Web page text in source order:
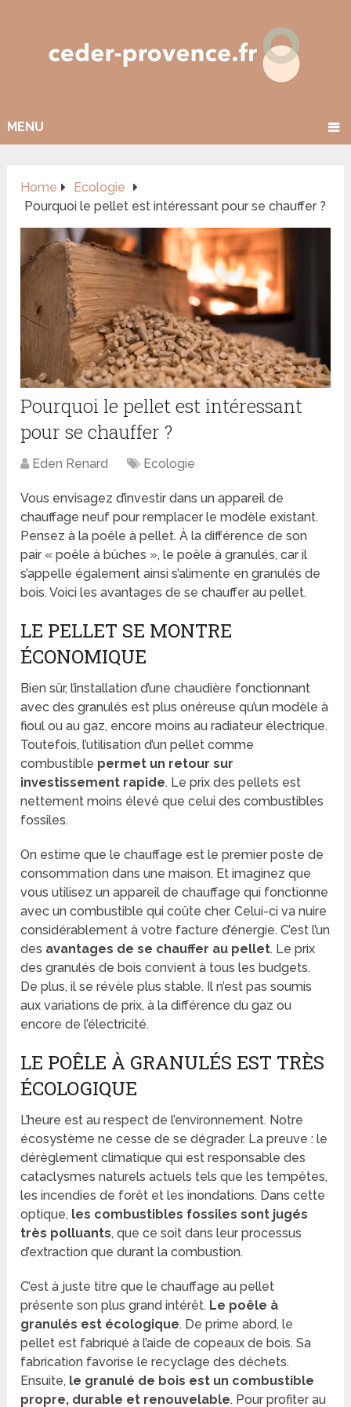
MENU
Home
Ecologie
Pourquoi le pellet est intéressant pour se chauffer ?
Pourquoi le pellet est intéressant
pour se chauffer ?
Eden Renard Ecologie
Vous envisagez d’investir dans un appareil de
chauffage neuf pour remplacer le modèle existant.
Pensez à la poêle à pellet. À la différence de son
pair « poêle à bûches », le poêle à granulés, car il
s’appelle également ainsi s’alimente en granulés de
bois. Voici les avantages de se chauffer au pellet.
LE PELLET SE MONTRE
ÉCONOMIQUE
Bien sûr, l’installation d’une chaudière fonctionnant
avec des granulés est plus onéreuse qu’un modèle à
fioul ou au gaz, encore moins au radiateur électrique.
Toutefois, l’utilisation d’un pellet comme
combustible permet un retour sur
investissement rapide. Le prix des pellets est
nettement moins élevé que celui des combustibles
fossiles.
On estime que le chauffage est le premier poste de
consommation dans une maison. Et imaginez que
vous utilisez un appareil de chauffage qui fonctionne
avec un combustible qui coûte cher. Celui-ci va nuire
considérablement à votre facture d’énergie. C’est l’un
des avantages de se chauffer au pellet. Le prix
des granulés de bois convient à tous les budgets.
De plus, il se révèle plus stable. Il n’est pas soumis
aux variations de prix, à la différence du gaz ou
encore de l’électricité.
LE POÊLE À GRANULÉS EST TRÈS
ÉCOLOGIQUE
L’heure est au respect de l’environnement. Notre
écosystème ne cesse de se dégrader. La preuve : le
dérèglement climatique qui est responsable des
cataclysmes naturels actuels tels que les tempêtes,
les incendies de forêt et les inondations. Dans cette
optique, les combustibles fossiles sont jugés
très polluants, que ce soit dans leur processus
d’extraction que durant la combustion.
C’est à juste titre que le chauffage au pellet
présente son plus grand intérêt. Le poêle à
granulés est écologique. De prime abord, le
pellet est fabriqué à l’aide de copeaux de bois. Sa
fabrication favorise le recyclage des déchets.
Ensuite, le granulé de bois est un combustible
propre, durable et renouvelable. Pour profiter au